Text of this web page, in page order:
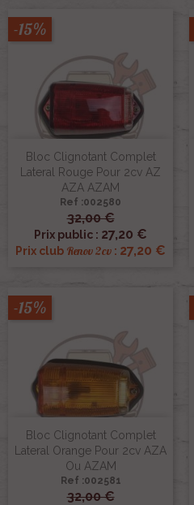
Bloc Clignotant Complet
Lateral Rouge Pour 2cv AZ
AZA AZAM
Ref :002580
32,00 €
Prix public : 27,20 €
Prix club Renov 2cv : 27,20 €
-15%
Bloc Clignotant Complet
Lateral Orange Pour 2cv AZA
Ou AZAM
Ref :002581
32,00 €
-15%